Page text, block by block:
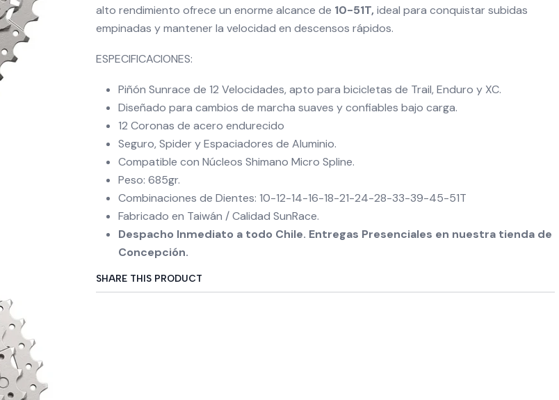
alto rendimiento ofrece un enorme alcance de 10-51T, ideal para conquistar subidas
empinadas y mantener la velocidad en descensos rápidos.
ESPECIFICACIONES:
Piñón Sunrace de 12 Velocidades, apto para bicicletas de Trail, Enduro y XC.
Diseñado para cambios de marcha suaves y confiables bajo carga.
12 Coronas de acero endurecido
Seguro, Spider y Espaciadores de Aluminio.
Compatible con Núcleos Shimano Micro Spline.
Peso: 685gr.
Combinaciones de Dientes: 10-12-14-16-18-21-24-28-33-39-45-51T
Fabricado en Taiwán / Calidad SunRace.
Despacho Inmediato a todo Chile. Entregas Presenciales en nuestra tienda de
Concepción.
SHARE THIS PRODUCT